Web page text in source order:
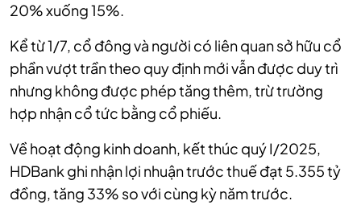
20% xuống 15%.
Kể từ 1/7, cổ đông và người có liên quan sở hữu cổ
phần vượt trần theo quy định mới vẫn được duy trì
nhưng không được phép tăng thêm, trừ trường
hợp nhận cổ tức bằng cổ phiếu.
Về hoạt động kinh doanh, kết thúc quý I/2025,
HDBank ghi nhận lợi nhuận trước thuế đạt 5.355 tỷ
đồng, tăng 33% so với cùng kỳ năm trước.